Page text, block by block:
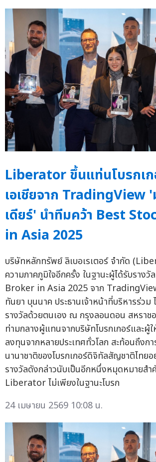
Liberator ขึ้นแท่นโบรกเ
เอเชียจาก TradingView '
เดียร์' นำทีมคว้า Best
in Asia 2025
บริษัทหลักทรัพย์ ลิเบอเรเตอร์ จำกัด
ความภาคภูมิใจอีกครั้ง ในฐานะผู้ได้รับราง
Broker in Asia 2025 จาก
ทันยา บุนนาค ประธานเจ้าหน้าที่บริหารร่วม
รางวัลด้วยตนเอง ณ กรุงลอนดอน สหราช
ท่ามกลางผู้แทนจากบริษัทโบรกเกอร์และผู้
ลงทุนจากหลายประเทศทั่วโลก สะท้อนถึงก
นานาชาติของโบรกเกอร์ดิจิทัลสัญชาติไทยอ
รางวัลดังกล่าวนับเป็นอีกหนึ่งหมุดหมายส
Liberator ไม่เพียงในฐานะโบรก
24 เมษายน 2569 10:08 น.